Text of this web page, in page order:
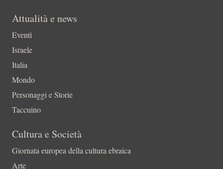
Attualità e news
Eventi
Israele
Italia
Mondo
Personaggi e Storie
Taccuino
Cultura e Società
Giornata europea della cultura ebraica
Arte